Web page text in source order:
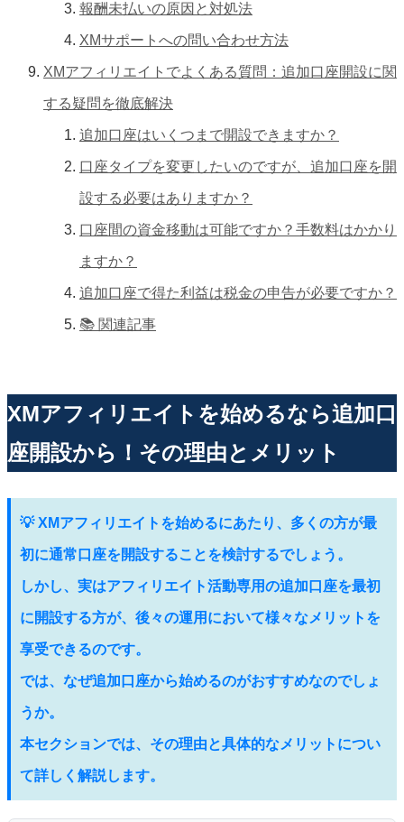
報酬未払いの原因と対処法
XMサポートへの問い合わせ方法
XMアフィリエイトでよくある質問：追加口座開設に関
する疑問を徹底解決
追加口座はいくつまで開設できますか？
口座タイプを変更したいのですが、追加口座を開
設する必要はありますか？
口座間の資金移動は可能ですか？手数料はかかり
ますか？
追加口座で得た利益は税金の申告が必要ですか？
📚 関連記事
XMアフィリエイトを始めるなら追加口
座開設から！その理由とメリット
💡 XMアフィリエイトを始めるにあたり、多くの方が最
初に通常口座を開設することを検討するでしょう。
しかし、実はアフィリエイト活動専用の追加口座を最初
に開設する方が、後々の運用において様々なメリットを
享受できるのです。
では、なぜ追加口座から始めるのがおすすめなのでしょ
うか。
本セクションでは、その理由と具体的なメリットについ
て詳しく解説します。